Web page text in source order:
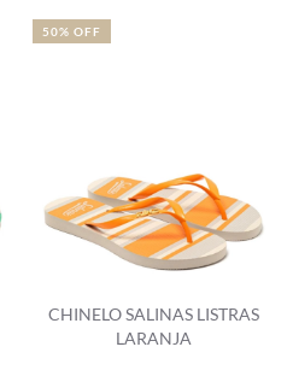
CHINELO SALINAS LISTRAS
LARANJA
50% OFF